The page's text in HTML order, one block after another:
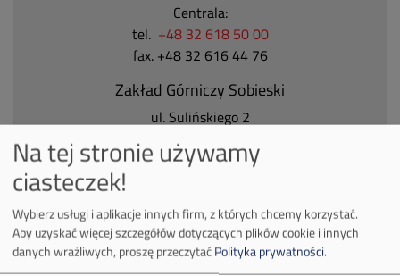
Centrala:
tel. +48 32 618 50 00
fax. +48 32 616 44 76
Zakład Górniczy Sobieski
ul. Sulińskiego 2
43-600 Jaworzno
Tel. +48 32 618 50 00
Zakład Górniczy Janina
ul. Górnicza 23
32-590 Libiąż
Tel. +48 32 627 00 00
Na tej stronie używamy
ciasteczek!
Wybierz usługi i aplikacje innych firm, z których chcemy korzystać.
Aby uzyskać więcej szczegółów dotyczących plików cookie i innych
danych wrażliwych, proszę przeczytaćPolityka prywatności.